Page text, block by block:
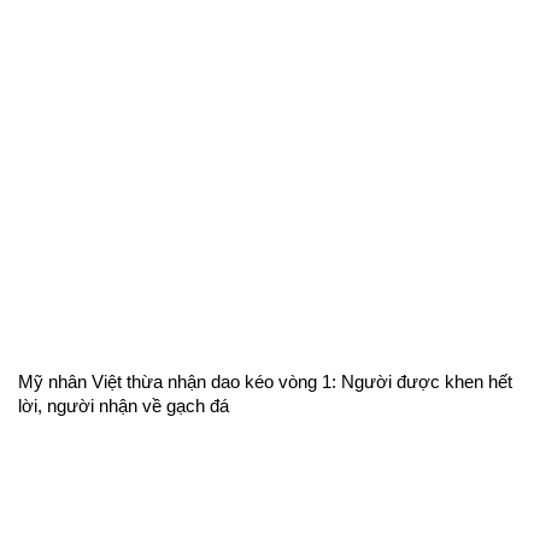
Mỹ nhân Việt thừa nhận dao kéo vòng 1: Người được khen hết
lời, người nhận về gạch đá